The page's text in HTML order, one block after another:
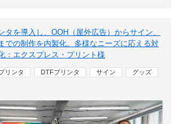
タを導入し、OOH（屋外広告）からサイン、
での制作を内製化。多様なニーズに応える対
：エクスプレス・プリント様
リンタ DTFプリンタ サイン
グッズ